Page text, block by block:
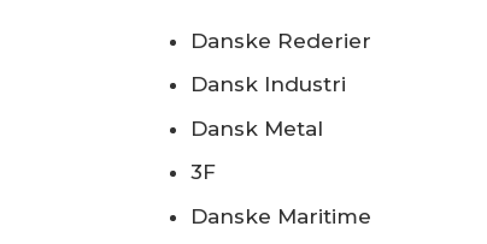
Danske Rederier
Dansk Industri
Dansk Metal
3F
Danske Maritime